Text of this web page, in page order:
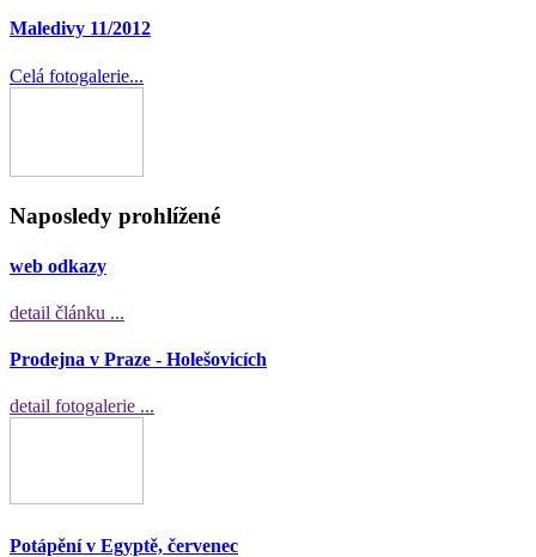
Maledivy 11/2012
Celá fotogalerie...
Naposledy prohlížené
web odkazy
detail článku ...
Prodejna v Praze - Holešovicích
detail fotogalerie ...
Potápění v Egyptě, červenec